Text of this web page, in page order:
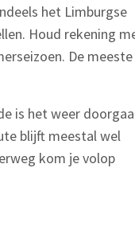
het Limburgse
Houd rekening
De meeste
is het weer
blijft meestal wel
kom je volop